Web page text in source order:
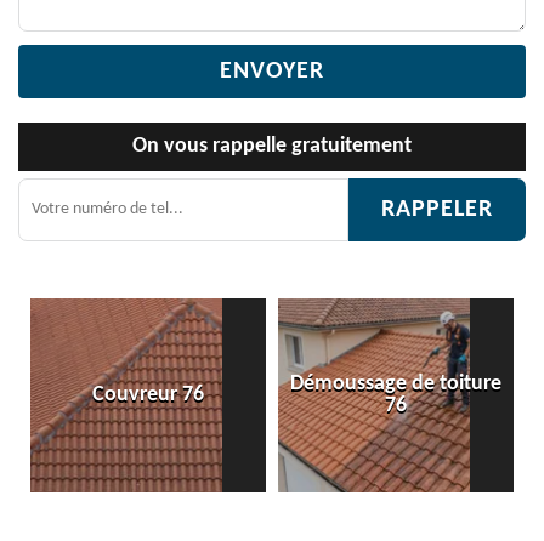
On vous rappelle gratuitement
Couvreur 76
Démoussage de toiture
76